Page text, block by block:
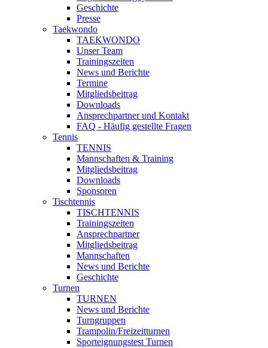
Geschichte
Presse
Taekwondo
TAEKWONDO
Unser Team
Trainingszeiten
News und Berichte
Termine
Mitgliedsbeitrag
Downloads
Ansprechpartner und Kontakt
FAQ - Häufig gestellte Fragen
Tennis
TENNIS
Mannschaften & Training
Mitgliedsbeitrag
Downloads
Sponsoren
Tischtennis
TISCHTENNIS
Trainingszeiten
Ansprechpartner
Mitgliedsbeitrag
Mannschaften
News und Berichte
Geschichte
Turnen
TURNEN
News und Berichte
Turngruppen
Trampolin/Freizeitturnen
Sporteignungstest Turnen